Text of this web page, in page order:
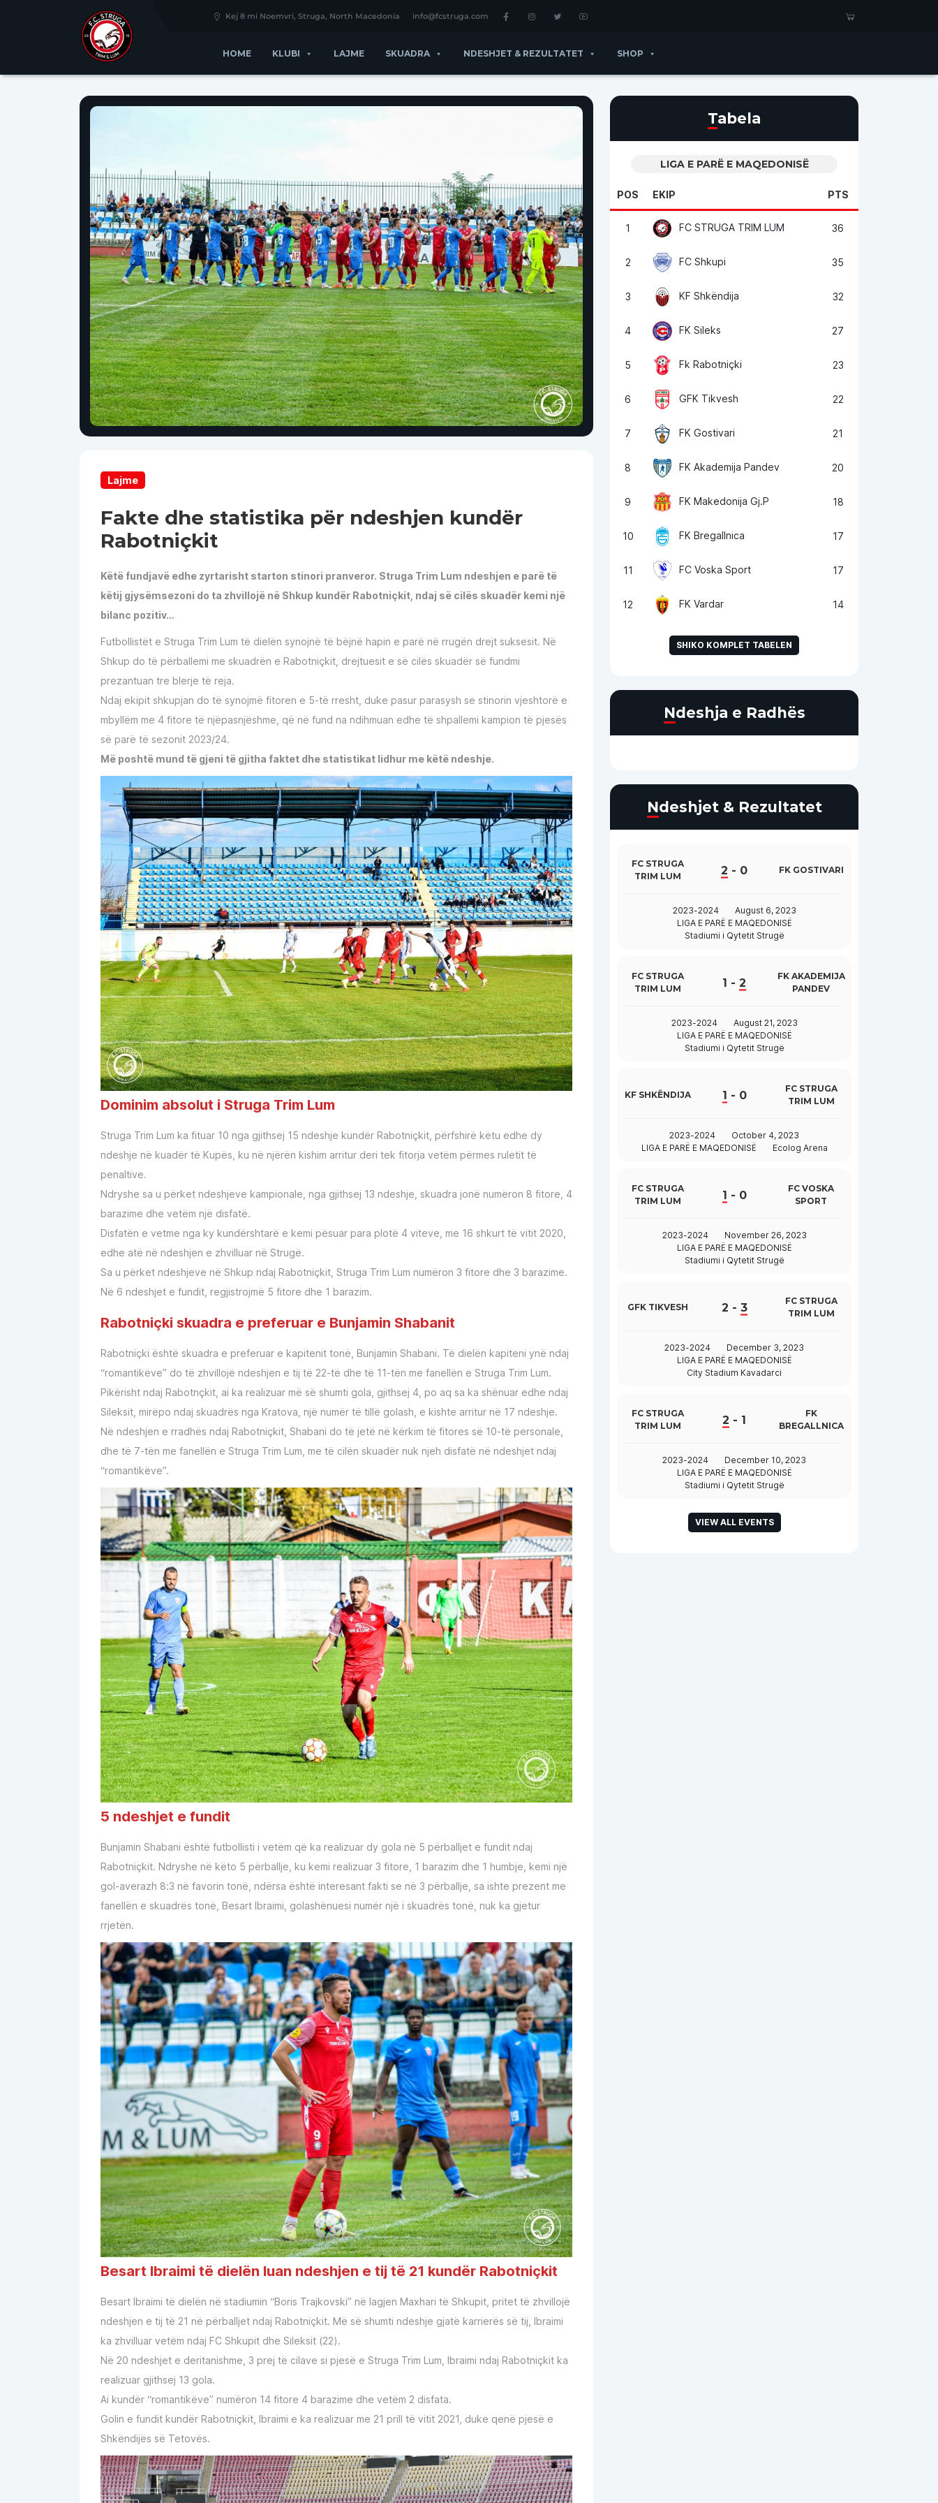
Kej 8 mi Noemvri, Struga, North Macedonia info@fcstruga.com
HOME KLUBI LAJME SKUADRA NDESHJET & REZULTATET SHOP
Lajme
Fakte dhe statistika për ndeshjen kundër
Rabotniçkit
Këtë fundjavë edhe zyrtarisht starton stinori pranveror. Struga Trim Lum ndeshjen e parë të
këtij gjysëmsezoni do ta zhvillojë në Shkup kundër Rabotniçkit, ndaj së cilës skuadër kemi një
bilanc pozitiv…
Futbollistët e Struga Trim Lum të dielën synojnë të bëjnë hapin e parë në rrugën drejt suksesit. Në
Shkup do të përballemi me skuadrën e Rabotniçkit, drejtuesit e së cilës skuadër së fundmi
prezantuan tre blerje të reja.
Ndaj ekipit shkupjan do të synojmë fitoren e 5-të rresht, duke pasur parasysh se stinorin vjeshtorë e
mbyllëm me 4 fitore të njëpasnjëshme, që në fund na ndihmuan edhe të shpallemi kampion të pjesës
së parë të sezonit 2023/24.
Më poshtë mund të gjeni të gjitha faktet dhe statistikat lidhur me këtë ndeshje.
Dominim absolut i Struga Trim Lum
Struga Trim Lum ka fituar 10 nga gjithsej 15 ndeshje kundër Rabotniçkit, përfshirë këtu edhe dy
ndeshje në kuadër të Kupës, ku në njërën kishim arritur deri tek fitorja vetëm përmes ruletit të
penaltive.
Ndryshe sa u përket ndeshjeve kampionale, nga gjithsej 13 ndeshje, skuadra jonë numëron 8 fitore, 4
barazime dhe vetëm një disfatë.
Disfatën e vetme nga ky kundërshtarë e kemi pësuar para plotë 4 viteve, me 16 shkurt të vitit 2020,
edhe atë në ndeshjen e zhvilluar në Strugë.
Sa u përket ndeshjeve në Shkup ndaj Rabotniçkit, Struga Trim Lum numëron 3 fitore dhe 3 barazime.
Në 6 ndeshjet e fundit, regjistrojmë 5 fitore dhe 1 barazim.
Rabotniçki skuadra e preferuar e Bunjamin Shabanit
Rabotniçki është skuadra e preferuar e kapitenit tonë, Bunjamin Shabani. Të dielën kapiteni ynë ndaj
“romantikëve” do të zhvillojë ndeshjen e tij të 22-të dhe të 11-tën me fanellën e Struga Trim Lum.
Pikërisht ndaj Rabotnçkit, ai ka realizuar më së shumti gola, gjithsej 4, po aq sa ka shënuar edhe ndaj
Sileksit, mirëpo ndaj skuadrës nga Kratova, një numër të tillë golash, e kishte arritur në 17 ndeshje.
Në ndeshjen e rradhës ndaj Rabotniçkit, Shabani do të jetë në kërkim të fitores së 10-të personale,
dhe të 7-tën me fanellën e Struga Trim Lum, me të cilën skuadër nuk njeh disfatë në ndeshjet ndaj
“romantikëve”.
5 ndeshjet e fundit
Bunjamin Shabani është futbollisti i vetëm që ka realizuar dy gola në 5 përballjet e fundit ndaj
Rabotniçkit. Ndryshe në këto 5 përballje, ku kemi realizuar 3 fitore, 1 barazim dhe 1 humbje, kemi një
gol-averazh 8:3 në favorin tonë, ndërsa është interesant fakti se në 3 përballje, sa ishte prezent me
fanellën e skuadrës tonë, Besart Ibraimi, golashënuesi numër një i skuadrës tonë, nuk ka gjetur
rrjetën.
Besart Ibraimi të dielën luan ndeshjen e tij të 21 kundër Rabotniçkit
Besart Ibraimi të dielën në stadiumin “Boris Trajkovski” në lagjen Maxhari të Shkupit, pritet të zhvillojë
ndeshjen e tij të 21 në përballjet ndaj Rabotniçkit. Më së shumti ndeshje gjatë karrierës së tij, Ibraimi
ka zhvilluar vetëm ndaj FC Shkupit dhe Sileksit (22).
Në 20 ndeshjet e deritanishme, 3 prej të cilave si pjesë e Struga Trim Lum, Ibraimi ndaj Rabotniçkit ka
realizuar gjithsej 13 gola.
Ai kundër “romantikëve” numëron 14 fitore 4 barazime dhe vetëm 2 disfata.
Golin e fundit kundër Rabotniçkit, Ibraimi e ka realizuar me 21 prill të vitit 2021, duke qenë pjesë e
Shkëndijës së Tetovës.
Tabela
LIGA E PARË E MAQEDONISË
POS EKIP PTS
1 FC STRUGA TRIM LUM 36
2 FC Shkupi 35
3 KF Shkëndija 32
4 FK Sileks 27
5 Fk Rabotniçki 23
6 GFK Tikvesh 22
7 FK Gostivari 21
8 FK Akademija Pandev 20
9 FK Makedonija Gj.P 18
10 FK Bregallnica 17
11 FC Voska Sport 17
12 FK Vardar 14
SHIKO KOMPLET TABELEN
Ndeshja e Radhës
Ndeshjet & Rezultatet
FC STRUGA
TRIM LUM
2 - 0 FK GOSTIVARI
2023-2024
August 6, 2023
LIGA E PARË E MAQEDONISË
Stadiumi i Qytetit Strugë
FC STRUGA
TRIM LUM
1 - 2
FK AKADEMIJA
PANDEV
2023-2024
August 21, 2023
LIGA E PARË E MAQEDONISË
Stadiumi i Qytetit Strugë
KF SHKËNDIJA 1 - 0
FC STRUGA
TRIM LUM
2023-2024
October 4, 2023
LIGA E PARË E MAQEDONISË
Ecolog Arena
FC STRUGA
TRIM LUM
1 - 0
FC VOSKA
SPORT
2023-2024
November 26, 2023
LIGA E PARË E MAQEDONISË
Stadiumi i Qytetit Strugë
GFK TIKVESH 2 - 3
FC STRUGA
TRIM LUM
2023-2024
December 3, 2023
LIGA E PARË E MAQEDONISË
City Stadium Kavadarci
FC STRUGA
TRIM LUM
2 - 1
FK
BREGALLNICA
2023-2024
December 10, 2023
LIGA E PARË E MAQEDONISË
Stadiumi i Qytetit Strugë
VIEW ALL EVENTS